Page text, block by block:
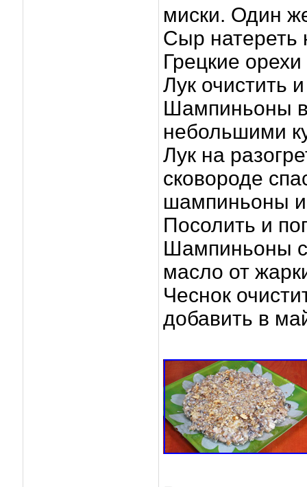
миски. Один
Сыр натереть
Грецкие
Лук очистить
Шампиньоны
небольшими
Лук на
сковороде
шампиньоны
Посолить и
Шампиньоны
масло от
Чеснок
добавить в